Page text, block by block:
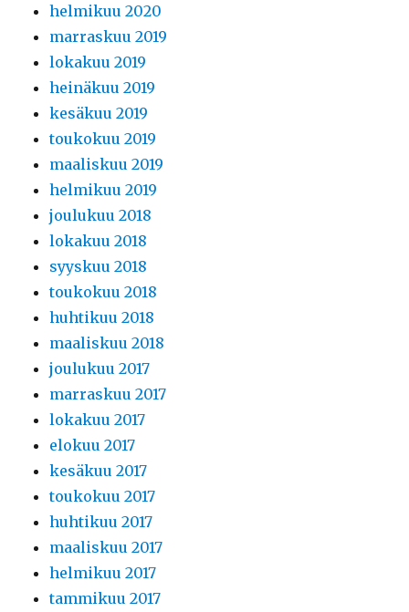
helmikuu 2020
marraskuu 2019
lokakuu 2019
heinäkuu 2019
kesäkuu 2019
toukokuu 2019
maaliskuu 2019
helmikuu 2019
joulukuu 2018
lokakuu 2018
syyskuu 2018
toukokuu 2018
huhtikuu 2018
maaliskuu 2018
joulukuu 2017
marraskuu 2017
lokakuu 2017
elokuu 2017
kesäkuu 2017
toukokuu 2017
huhtikuu 2017
maaliskuu 2017
helmikuu 2017
tammikuu 2017